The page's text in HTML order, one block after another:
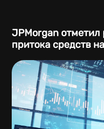
JPMorgan отметил
притока средств